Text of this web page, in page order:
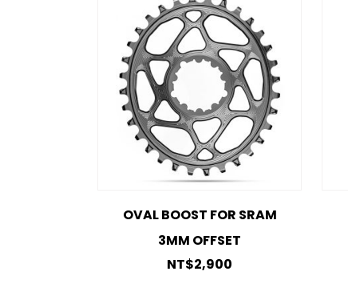
OVAL BOOST FOR SRAM
3MM OFFSET
NT$2,900